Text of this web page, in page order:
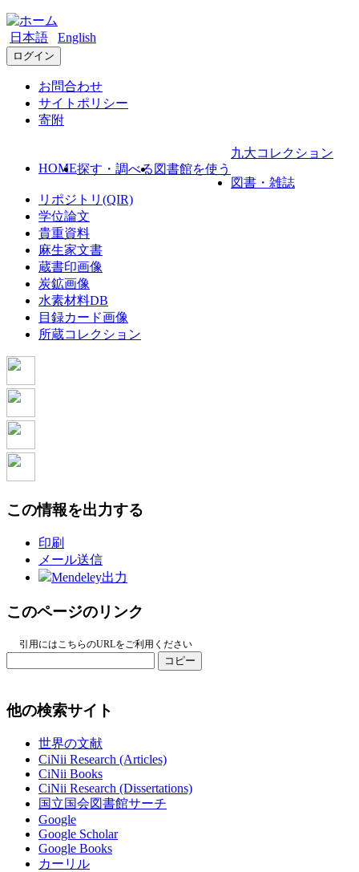
日本語 English
ログイン
お問合わせ
サイトポリシー
寄附
HOME探す・調べる 図書館を使う
九大コレクション
図書・雑誌
リポジトリ(QIR)
学位論文
貴重資料
麻生家文書
蔵書印画像
炭鉱画像
水素材料DB
目録カード画像
所蔵コレクション
この情報を出力する
印刷
メール送信
Mendeley出力
このページのリンク
引用にはこちらのURLをご利用ください
コピー
他の検索サイト
世界の文献
CiNii Research (Articles)
CiNii Books
CiNii Research (Dissertations)
国立国会図書館サーチ
Google
Google Scholar
Google Books
カーリル